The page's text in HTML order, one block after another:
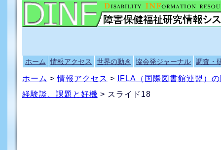
ホーム 情報アクセス 世界の動き 協会発ジャーナル 調査・
ホーム >情報アクセス >
IFLA（国際図書館連盟）
経験談、課題と好機 > スライド18